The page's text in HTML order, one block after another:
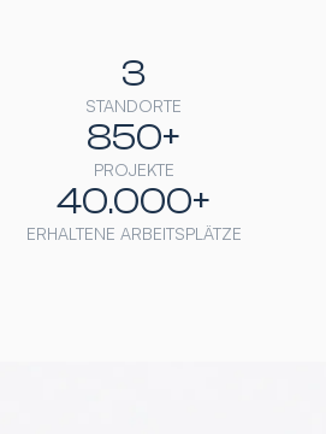
STANDORTE
3
PROJEKTE
850+
ERHALTENE ARBEITSPLÄTZE
40.000+